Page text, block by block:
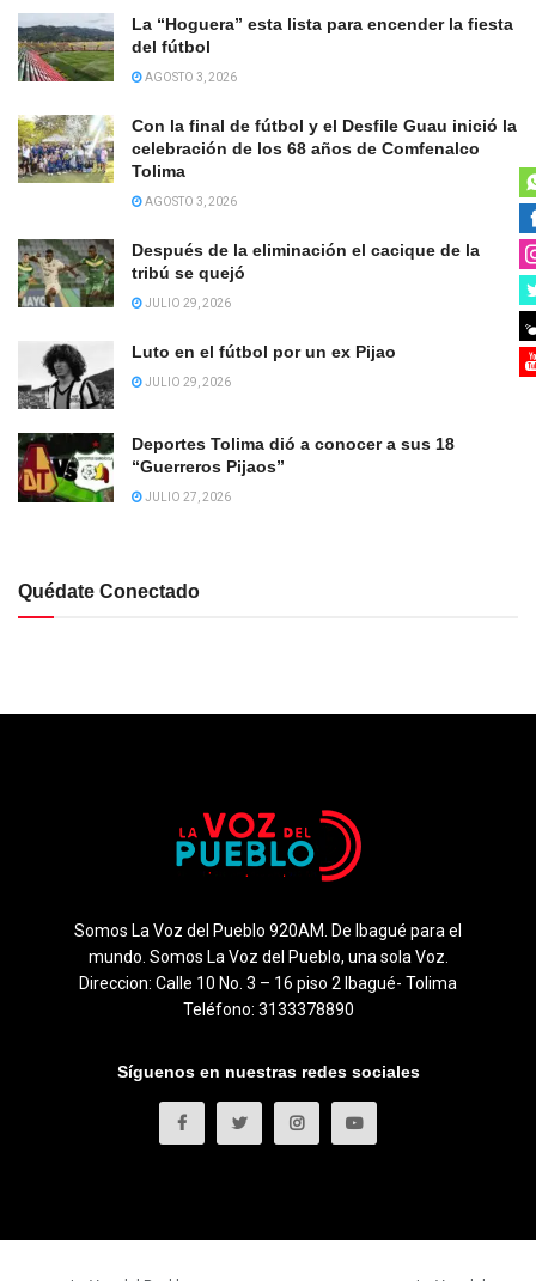
La “Hoguera” esta lista para encender la fiesta
del fútbol
AGOSTO 3, 2026
Con la final de fútbol y el Desfile Guau inició la
celebración de los 68 años de Comfenalco
Tolima
AGOSTO 3, 2026
Después de la eliminación el cacique de la
tribú se quejó
JULIO 29, 2026
Luto en el fútbol por un ex Pijao
JULIO 29, 2026
Deportes Tolima dió a conocer a sus 18
“Guerreros Pijaos”
JULIO 27, 2026
Quédate Conectado
Somos La Voz del Pueblo 920AM. De Ibagué para el
mundo. Somos La Voz del Pueblo, una sola Voz.
Direccion: Calle 10 No. 3 – 16 piso 2 Ibagué- Tolima
Teléfono: 3133378890
Síguenos en nuestras redes sociales